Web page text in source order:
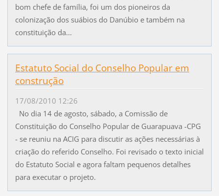
bom chefe de família, foi um dos pioneiros da
colonização dos suábios do Danúbio e também na
constituição da...
Estatuto Social do Conselho Popular em
construção
17/08/2010 12:26
No dia 14 de agosto, sábado, a Comissão de
Constituição do Conselho Popular de Guarapuava -CPG
- se reuniu na ACIG para discutir as ações necessárias à
criação do referido Conselho. Foi revisado o texto inicial
do Estatuto Social e agora faltam pequenos detalhes
para executar o projeto.